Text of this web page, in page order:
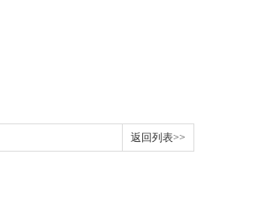
返回列表>>